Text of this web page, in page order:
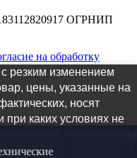
ОГРНИП
на обработку
рекламную
резким изменением
цены, указанные на
носят
каких условиях не
о стоимости и